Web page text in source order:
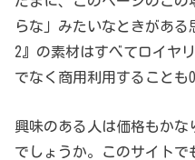
らな」みたいなときがあ
2』の素材はすべてロイヤ
でなく商用利用することも
興味のある人は価格もか
でしょうか。このサイト